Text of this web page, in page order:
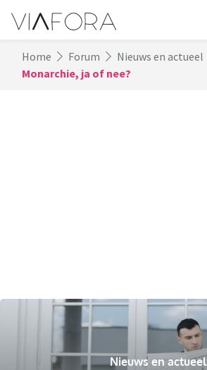
Home Forum
Nieuws en actueel
Monarchie, ja of nee?
Nieuws en actueel